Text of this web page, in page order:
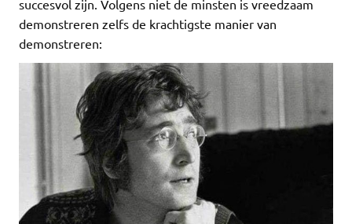
succesvol zijn. Volgens niet de minsten is vreedzaam
demonstreren zelfs de krachtigste manier van
demonstreren: